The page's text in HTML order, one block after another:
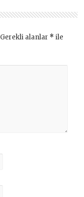
Gerekli alanlar * ile